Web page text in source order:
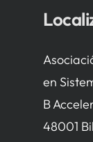
en
B
48001